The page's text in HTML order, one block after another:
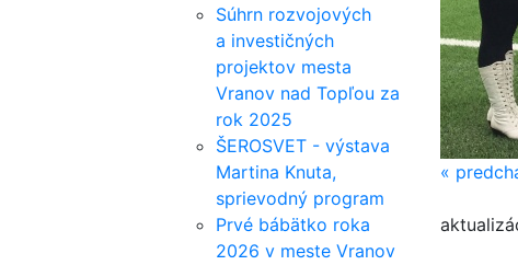
Súhrn rozvojových
a investičných
projektov mesta
Vranov nad Topľou za
rok 2025
ŠEROSVET - výstava
Martina Knuta,
sprievodný program
Prvé bábätko roka
2026 v meste Vranov
«